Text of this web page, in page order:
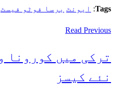
Tags
: ایونٹ برسا فوٹو فیسٹ
Read Previous
نئے کیسز